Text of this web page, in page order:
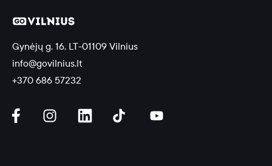
Gynėjų g. 16, LT-01109 Vilnius
info@govilnius.lt
+370 686 57232